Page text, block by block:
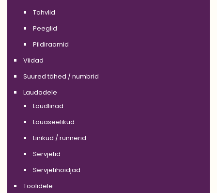
Tahvlid
Peeglid
Pildiraamid
Viidad
Suured tähed / numbrid
Laudadele
Laudlinad
Lauaseelikud
Linikud / runnerid
Servjetid
Servjetihoidjad
Toolidele